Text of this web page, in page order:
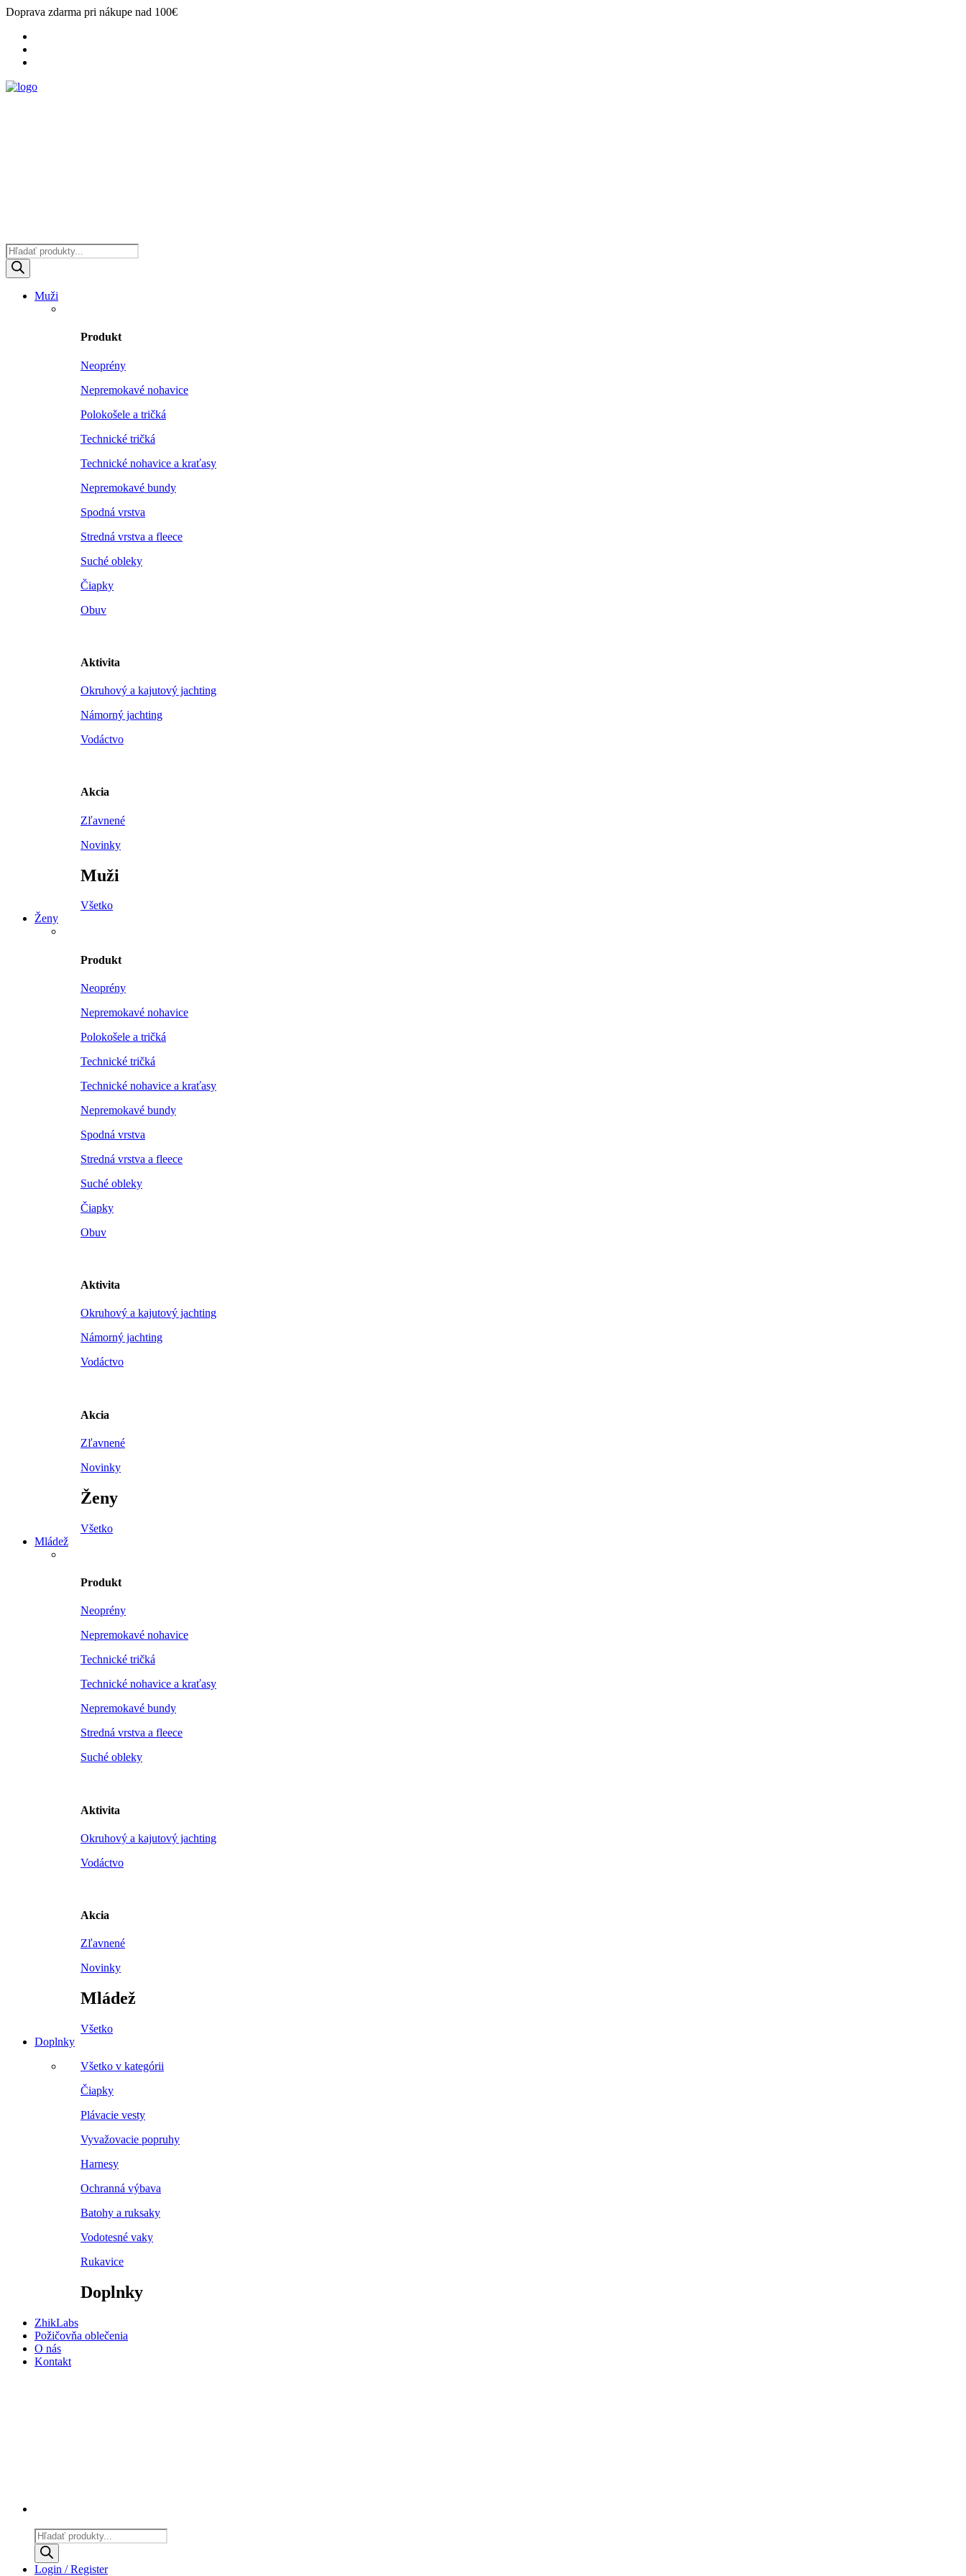
Doprava zdarma pri nákupe nad 100€
Products
search
Muži
Produkt
Neoprény
Nepremokavé nohavice
Polokošele a tričká
Technické tričká
Technické nohavice a kraťasy
Nepremokavé bundy
Spodná vrstva
Stredná vrstva a fleece
Suché obleky
Čiapky
Obuv
Aktivita
Okruhový a kajutový jachting
Námorný jachting
Vodáctvo
Akcia
Zľavnené
Novinky
Muži
Všetko
Ženy
Produkt
Neoprény
Nepremokavé nohavice
Polokošele a tričká
Technické tričká
Technické nohavice a kraťasy
Nepremokavé bundy
Spodná vrstva
Stredná vrstva a fleece
Suché obleky
Čiapky
Obuv
Aktivita
Okruhový a kajutový jachting
Námorný jachting
Vodáctvo
Akcia
Zľavnené
Novinky
Ženy
Všetko
Mládež
Produkt
Neoprény
Nepremokavé nohavice
Technické tričká
Technické nohavice a kraťasy
Nepremokavé bundy
Stredná vrstva a fleece
Suché obleky
Aktivita
Okruhový a kajutový jachting
Vodáctvo
Akcia
Zľavnené
Novinky
Mládež
Všetko
Doplnky
Všetko v kategórii
Čiapky
Plávacie vesty
Vyvažovacie popruhy
Harnesy
Ochranná výbava
Batohy a ruksaky
Vodotesné vaky
Rukavice
Doplnky
ZhikLabs
Požičovňa oblečenia
O nás
Kontakt
Products
search
Login / Register